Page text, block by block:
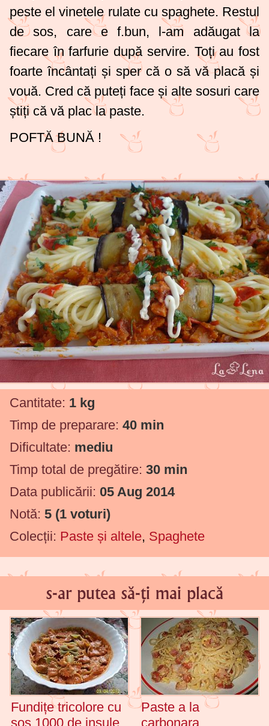
peste el vinetele rulate cu spaghete. Restul
de sos, care e f.bun, l-am adăugat la
fiecare în farfurie după servire. Toți au fost
foarte încântați și sper că o să vă placă și
vouă. Cred că puteți face și alte sosuri care
știți că vă plac la paste.
POFTĂ BUNĂ !
Cantitate: 1 kg
Timp de preparare: 40 min
Dificultate: mediu
Timp total de pregătire: 30 min
Data publicării: 05 Aug 2014
Notă: 5 (1 voturi)
Colecții: Paste și altele, Spaghete
s-ar putea să-ți mai placă
Fundițe tricolore cu
sos 1000 de insule
Paste a la
carbonara